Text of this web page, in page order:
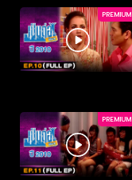
PREMIUM
PREMIUM